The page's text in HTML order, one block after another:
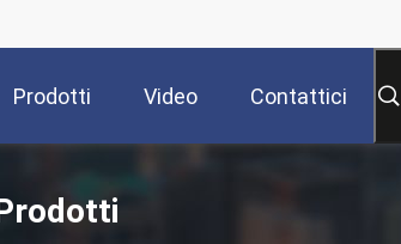
Prodotti Video Contattici